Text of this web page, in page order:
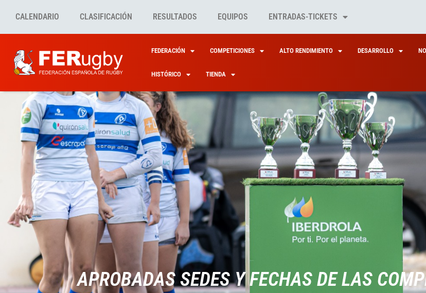
CALENDARIO CLASIFICACIÓN RESULTADOS EQUIPOS ENTRADAS-TICKETS
FEDERACIÓN COMPETICIONES ALTO RENDIMIENTO DESARROLLO
HISTÓRICO TIENDA
APROBADAS SEDES Y FECHAS DE LAS